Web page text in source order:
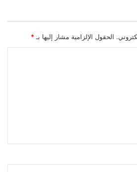
الحقول الإلزامية مشار إليها بـ *